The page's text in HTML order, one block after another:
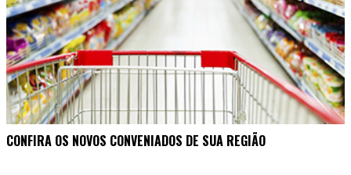
CONFIRA OS NOVOS CONVENIADOS DE SUA REGIÃO